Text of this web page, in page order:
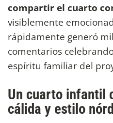
compartir el cuarto
visiblemente
rápidamente generó
comentarios
espíritu familiar del
Un cuarto infantil
cálida y estilo